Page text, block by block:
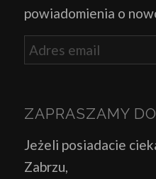
powiadomienia o
ZAPRASZAMY
Jeżeli posiadacie
Zabrzu,